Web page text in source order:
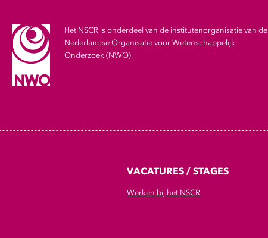
Het NSCR is onderdeel van de institutenorganisatie van de
Nederlandse Organisatie voor Wetenschappelijk
Onderzoek (NWO).
VACATURES / STAGES
Werken bij het NSCR